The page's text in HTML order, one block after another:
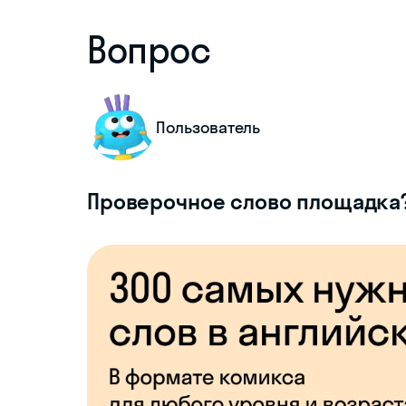
Вопрос
Пользователь
Проверочное слово